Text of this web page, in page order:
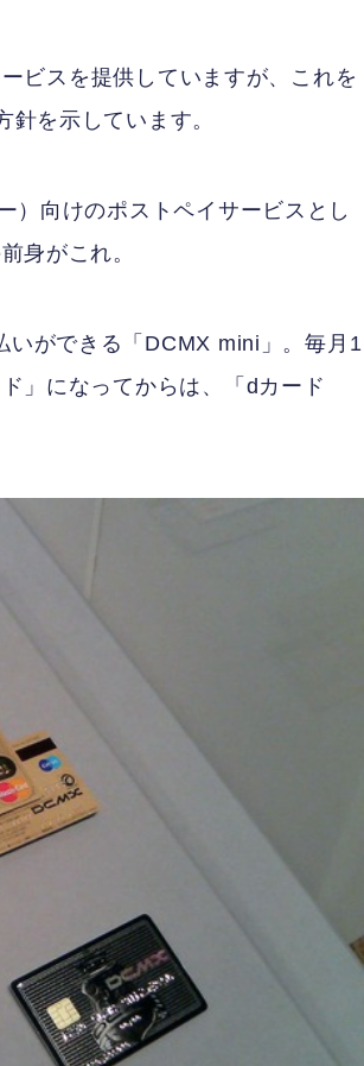
ビスを提供していますが、これを
を示しています。
）向けのポストペイサービスとし
身がこれ。
いができる「DCMX mini」。毎月1
」になってからは、「dカード